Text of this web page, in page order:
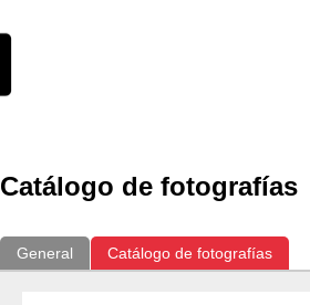
Catálogo de fotografías
General Catálogo de fotografías